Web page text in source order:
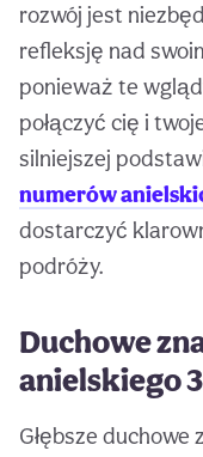
rozwój jest
refleksję nad
ponieważ te
połączyć cię i
silniejszej
numerów
dostarczyć
podróży.
Duchowe
anielskiego
Głębsze